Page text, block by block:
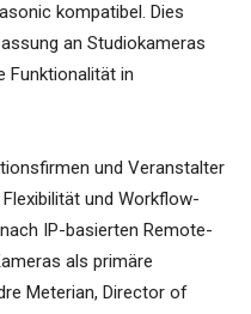
kompatibel. Dies
an Studiokameras
Funktionalität in
und Veranstalter
und Workflow-
IP-basierten Remote-
als primäre
Meterian, Director of